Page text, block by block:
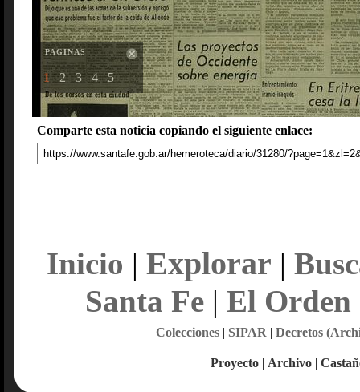
PAGINAS
1 2 3 4 5
Comparte esta noticia copiando el siguiente enlace:
Inicio | Explorar |
Santa Fe| El Orden
Colecciones| SIPAR | Decretos
Proyecto | Archivo |